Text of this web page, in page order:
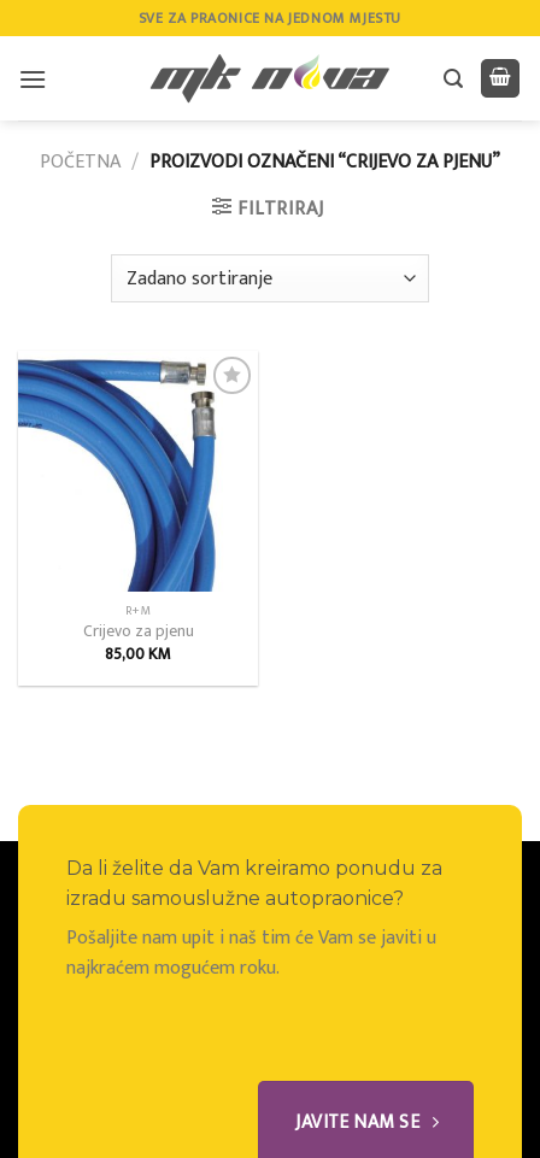
to
content
SVE ZA PRAONICE NA JEDNOM MJESTU
POČETNA / PROIZVODI OZNAČENI “CRIJEVO ZA PJENU”
FILTRIRAJ
Add to
wishlist
R+M
Crijevo za pjenu
85,00KM
Da li želite da Vam kreiramo ponudu za
izradu samouslužne autopraonice?
Pošaljite nam upit i naš tim će Vam se javiti u
najkraćem mogućem roku.
JAVITE NAM SE